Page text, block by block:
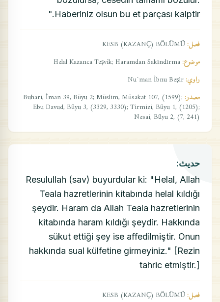
Haberiniz olsun bu et parçası kalptir."
فصل:
موضوع:
راوي:
مصدر:Buhari, İman 39, Büyu 2; Müslim, Müsakat 107, (1599);
Ebu Davud, Büyu 3, (3329, 3330); Tirmizi, Büyu 1, (1205);
Nesai, Büyu 2, (7, 241)
حديث:
Resulullah (sav) buyurdular ki: "Helal, Allah
Teala hazretlerinin kitabında helal kıldığı
şeydir. Haram da Allah Teala hazretlerinin
kitabında haram kıldığı şeydir. Hakkında
sükut ettiği şey ise affedilmiştir. Onun
hakkında sual külfetine girmeyiniz." [Rezin
tahric etmiştir.]
فصل: